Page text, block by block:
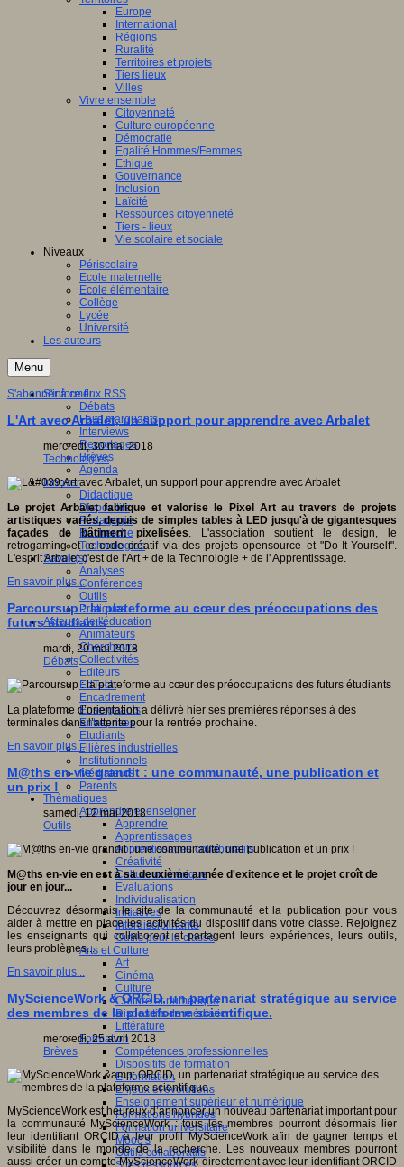
Europe
International
Régions
Ruralité
Territoires et projets
Tiers lieux
Villes
Vivre ensemble
Citoyenneté
Culture européenne
Démocratie
Egalité Hommes/Femmes
Ethique
Gouvernance
Inclusion
Laïcité
Ressources citoyenneté
Tiers - lieux
Vie scolaire et sociale
Niveaux
Périscolaire
Ecole maternelle
Ecole élémentaire
Collège
Lycée
Université
Les auteurs
Menu
S'informer
Débats
Faits marquants
Interviews
Reportages
Brèves
Agenda
Innover
Didactique
Dispositifs
Pédagogie
Recherche
Technologies
Savoir(s)
Analyses
Conférences
Outils
Pratiques
Acteurs de l'éducation
Animateurs
Chercheurs
Collectivités
Editeurs
EdTech
Encadrement
Enseignants
Entreprises
Etudiants
Filières industrielles
Institutionnels
Médiateurs
Parents
Thématiques
Apprendre et enseigner
Apprendre
Apprentissages
Apprentissages collaboratifs
Créativité
Culture numérique
Evaluations
Individualisation
Initiatives
Interdisciplinarité
Outils pour la classe
Arts et Culture
Art
Cinéma
Culture
Culture et numérique
Dispositifs de médiation
Littérature
Formation
Compétences professionnelles
Dispositifs de formation
E- formation
Enjeux et évolutions
Enseignement supérieur et numérique
Formations hybrides
Formation universitaire
Mooc’s
Outils collaboratifs
S'abonner à ce flux RSS
L'Art avec Arbalet, un support pour apprendre avec Arbalet
mercredi, 30 mai 2018
Technologies
Le projet Arbalet fabrique et valorise le Pixel Art au travers de projets
artistiques variés, depuis de simples tables à LED jusqu'à de gigantesques
façades de bâtiment pixelisées. L'association soutient le design, le
retrogaming et le code créatif via des projets opensource et "Do-It-Yourself".
L'esprit Arbalet c'est de l'Art + de la Technologie + de l' Apprentissage.
En savoir plus...
Parcoursup : la plateforme au cœur des préoccupations des
futurs étudiants
mardi, 29 mai 2018
Débats
La plateforme d’orientation a délivré hier ses premières réponses à des
terminales dans l’attente pour la rentrée prochaine.
En savoir plus...
M@ths en-vie grandit : une communauté, une publication et
un prix !
samedi, 12 mai 2018
Outils
M@ths en-vie en est à sa deuxième année d'exitence et le projet croît de
jour en jour...
Découvrez désormais le site de la communauté et la publication pour vous
aider à mettre en place les activités du dispositif dans votre classe. Rejoignez
les enseignants qui collaborent et partagent leurs expériences, leurs outils,
leurs problèmes...
En savoir plus...
MyScienceWork & ORCID, un partenariat stratégique au service
des membres de la plateforme scientifique.
mercredi, 25 avril 2018
Brèves
MyScienceWork est heureux d’annoncer un nouveau partenariat important pour
la communauté MyScienceWork : tous les membres pourront désormais lier
leur identifiant ORCID à leur profil MyScienceWork afin de gagner temps et
visibilité dans le monde de la recherche. Les nouveaux membres pourront
aussi créer un compte MyScienceWork directement avec leur identifiant ORCID